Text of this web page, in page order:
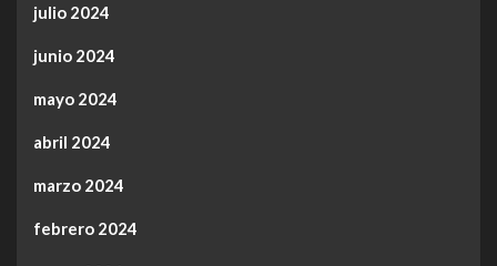
julio 2024
junio 2024
mayo 2024
abril 2024
marzo 2024
febrero 2024